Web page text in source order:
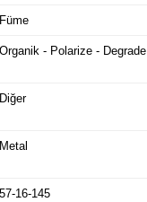
Füme
Organik - Polarize - Degrade
Diğer
Metal
57-16-145